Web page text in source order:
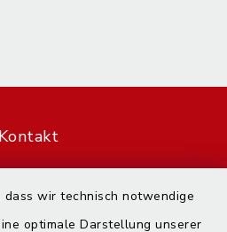
wir technisch notwendige
optimale Darstellung unserer
Kontakt